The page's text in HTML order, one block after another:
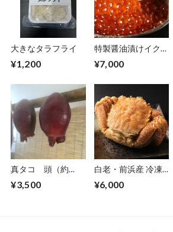
大きなタラフライ
¥1,200
特製醤油漬けイクラ
¥7,000
真タコ 頭（約
¥3,500
白老・前浜産 冷凍
450～500g）
¥6,000